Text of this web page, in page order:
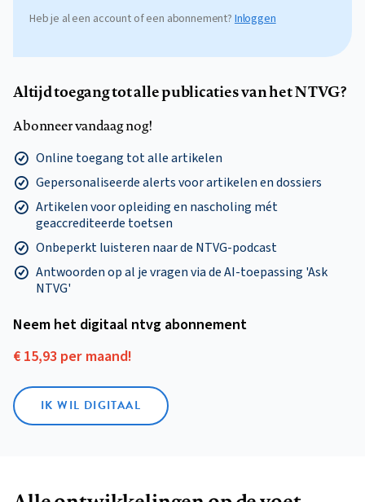
Heb je al een account of een abonnement?Inloggen
Altijd toegang tot alle publicaties van het NTVG?
Abonneer vandaag nog!
Online toegang tot alle artikelen
Gepersonaliseerde alerts voor artikelen en dossiers
Artikelen voor opleiding en nascholing mét
geaccrediteerde toetsen
Onbeperkt luisteren naar de NTVG-podcast
Antwoorden op al je vragen via de AI-toepassing 'Ask
NTVG'
Neem het digitaal ntvg abonnement
€ 15,93 per maand!
IK WIL DIGITAAL